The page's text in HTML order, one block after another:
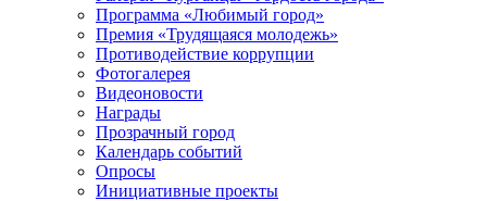
Программа «Любимый город»
Премия «Трудящаяся молодежь»
Противодействие коррупции
Фотогалерея
Видеоновости
Награды
Прозрачный город
Календарь событий
Опросы
Инициативные проекты